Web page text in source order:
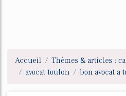
Accueil
Thèmes & articles :
avocat toulon
bon avocat a